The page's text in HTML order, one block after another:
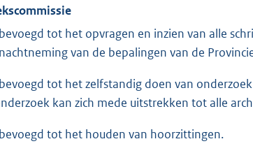
tot het opvragen en inzien van alle
van de bepalingen van de
tot het zelfstandig doen van
kan zich mede uitstrekken tot alle
tot het houden van hoorzittingen.